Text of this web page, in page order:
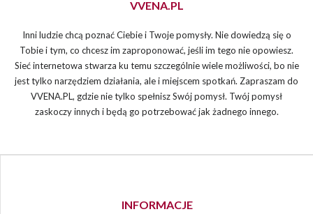
VVENA.PL
Inni ludzie chcą poznać Ciebie i Twoje pomysły. Nie dowiedzą się o
Tobie i tym, co chcesz im zaproponować, jeśli im tego nie opowiesz.
Sieć internetowa stwarza ku temu szczególnie wiele możliwości, bo nie
jest tylko narzędziem działania, ale i miejscem spotkań. Zapraszam do
VVENA.PL, gdzie nie tylko spełnisz Swój pomysł. Twój pomysł
zaskoczy innych i będą go potrzebować jak żadnego innego.
INFORMACJE